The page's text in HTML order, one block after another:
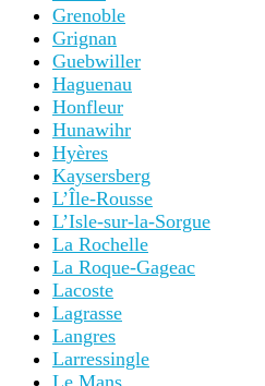
Grenoble
Grignan
Guebwiller
Haguenau
Honfleur
Hunawihr
Hyères
Kaysersberg
L’Île-Rousse
L’Isle-sur-la-Sorgue
La Rochelle
La Roque-Gageac
Lacoste
Lagrasse
Langres
Larressingle
Le Mans